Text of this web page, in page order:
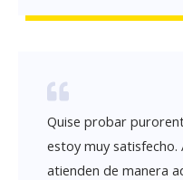
Quise probar
estoy muy
atienden de manera